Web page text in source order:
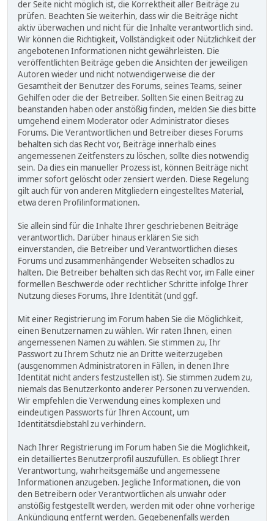
der Seite nicht möglich ist, die Korrektheit aller Beiträge zu
prüfen. Beachten Sie weiterhin, dass wir die Beiträge nicht
aktiv überwachen und nicht für die Inhalte verantwortlich sind.
Wir können die Richtigkeit, Vollständigkeit oder Nützlichkeit der
angebotenen Informationen nicht gewährleisten. Die
veröffentlichten Beiträge geben die Ansichten der jeweiligen
Autoren wieder und nicht notwendigerweise die der
Gesamtheit der Benutzer des Forums, seines Teams, seiner
Gehilfen oder die der Betreiber. Sollten Sie einen Beitrag zu
beanstanden haben oder anstößig finden, melden Sie dies bitte
umgehend einem Moderator oder Administrator dieses
Forums. Die Verantwortlichen und Betreiber dieses Forums
behalten sich das Recht vor, Beiträge innerhalb eines
angemessenen Zeitfensters zu löschen, sollte dies notwendig
sein. Da dies ein manueller Prozess ist, können Beiträge nicht
immer sofort gelöscht oder zensiert werden. Diese Regelung
gilt auch für von anderen Mitgliedern eingestelltes Material,
etwa deren Profilinformationen.
Sie allein sind für die Inhalte Ihrer geschriebenen Beiträge
verantwortlich. Darüber hinaus erklären Sie sich
einverstanden, die Betreiber und Verantwortlichen dieses
Forums und zusammenhängender Webseiten schadlos zu
halten. Die Betreiber behalten sich das Recht vor, im Falle einer
formellen Beschwerde oder rechtlicher Schritte infolge Ihrer
Nutzung dieses Forums, Ihre Identität (und ggf.
Mit einer Registrierung im Forum haben Sie die Möglichkeit,
einen Benutzernamen zu wählen. Wir raten Ihnen, einen
angemessenen Namen zu wählen. Sie stimmen zu, Ihr
Passwort zu Ihrem Schutz nie an Dritte weiterzugeben
(ausgenommen Administratoren in Fällen, in denen Ihre
Identität nicht anders festzustellen ist). Sie stimmen zudem zu,
niemals das Benutzerkonto anderer Personen zu verwenden.
Wir empfehlen die Verwendung eines komplexen und
eindeutigen Passworts für Ihren Account, um
Identitätsdiebstahl zu verhindern.
Nach Ihrer Registrierung im Forum haben Sie die Möglichkeit,
ein detailliertes Benutzerprofil auszufüllen. Es obliegt Ihrer
Verantwortung, wahrheitsgemäße und angemessene
Informationen anzugeben. Jegliche Informationen, die von
den Betreibern oder Verantwortlichen als unwahr oder
anstößig festgestellt werden, werden mit oder ohne vorherige
Ankündigung entfernt werden. Gegebenenfalls werden